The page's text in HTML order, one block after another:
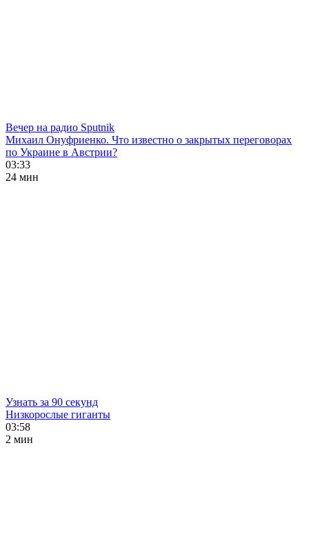
Вечер на радио Sputnik
Михаил Онуфриенко. Что известно о закрытых переговорах
по Украине в Австрии?
03:33
24 мин
Узнать за 90 секунд
Низкорослые гиганты
03:58
2 мин